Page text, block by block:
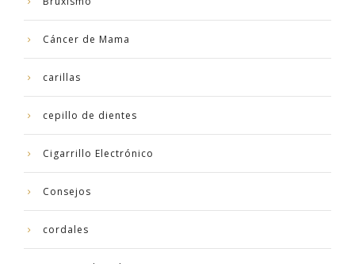
Cáncer de Mama
carillas
cepillo de dientes
Cigarrillo Electrónico
Consejos
cordales